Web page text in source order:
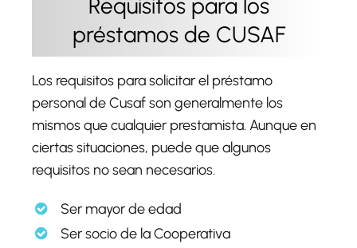
Requisitos para los
préstamos de CUSAF
Los requisitos para solicitar el préstamo
personal de Cusaf son generalmente los
mismos que cualquier prestamista. Aunque en
ciertas situaciones, puede que algunos
requisitos no sean necesarios.
Ser mayor de edad
Ser socio de la Cooperativa